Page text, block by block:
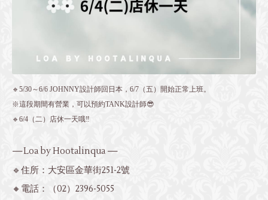
🔹5/30～6/6 JOHNNY設計師回日本，6/7（五）開始正常上班。
※這段期間有營業，可以預約TANK設計師😎
🔹6/4（二）店休一天哦‼️
—Loa by Hootalinqua —
🔹住所：大安區金華街251-2號
🔸電話：
（02）2396-5055